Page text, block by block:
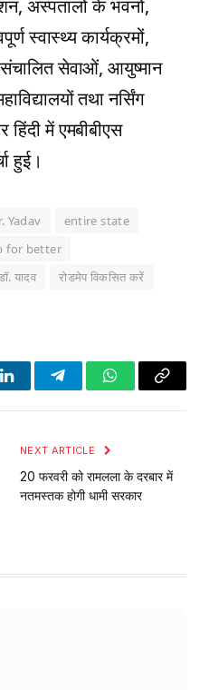
अस्पतालों के भवनों,
स्वास्थ्य कार्यक्रमों,
संचालित सेवाओं, आयुष्मान
तथा नर्सिंग
में एमबीबीएस
हुई।
Yadav
entire state
for better
यादव
रोडमेप विकसित करें
LinkedInTelegramWhatsApp
Copy
NEXT ARTICLE
20 फरवरी को रामलला के दरबार में
नतमस्तक होगी धामी सरकार